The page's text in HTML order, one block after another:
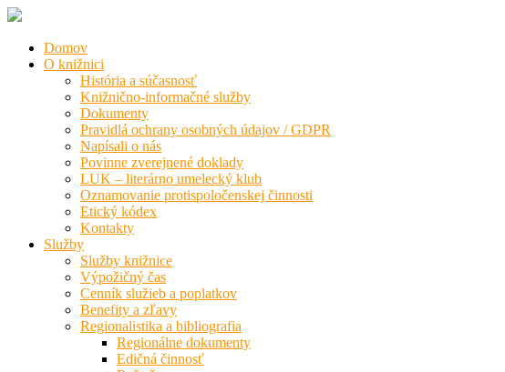
Domov
O knižnici
História a súčasnosť
Knižnično-informačné služby
Dokumenty
Pravidlá ochrany osobných údajov / GDPR
Napísali o nás
Povinne zverejnené doklady
LUK – literárno umelecký klub
Oznamovanie protispoločenskej činnosti
Etický kódex
Kontakty
Služby
Služby knižnice
Výpožičný čas
Cenník služieb a poplatkov
Benefity a zľavy
Regionalistika a bibliografia
Regionálne dokumenty
Edičná činnosť